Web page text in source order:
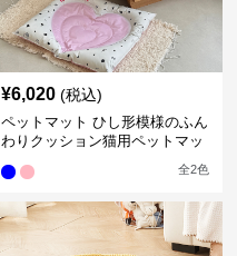
¥6,020 (税込)
ペットマット ひし形模様のふん
わりクッション猫用ペットマッ
全2色